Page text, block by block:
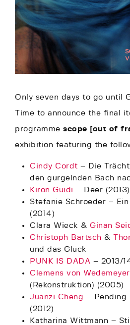
Only seven days to go until
Time to announce the final
programme scope [out of
exhibition featuring the
Cindy Cordt – Die
den gurgelnden Bach
Kiron Guidi – Deer (2013)
Stefanie Schroeder –
(2014)
Clara Wieck & Ginan
Christoph Bartsch &
und das Glück
PUNK IS DADA – 2013/
Clemens von Wedemeyer
(Rekonstruktion) (2005)
Juanzi Cheng – Pending
(2012)
Katharina Wittmann –